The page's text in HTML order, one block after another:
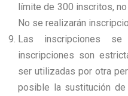
límite de 300 inscritos,
No se realizarán
Las inscripciones se
inscripciones son
ser utilizadas por otra
posible la sustitución